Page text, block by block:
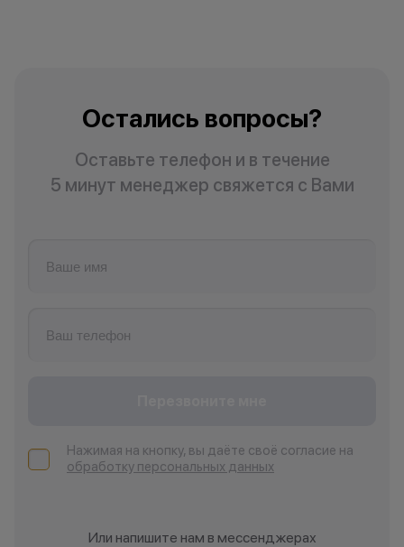
Остались вопросы?
Оставьте телефон и в течение
5 минут менеджер свяжется с Вами
Нажимая на кнопку, вы даёте своё согласие на
обработку персональных данных
Или напишите нам в мессенджерах